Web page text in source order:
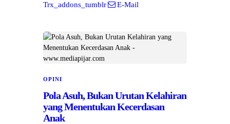
Trx_addons_tumblr
E-Mail
OPINI
Pola Asuh, Bukan Urutan Kelahiran
yang Menentukan Kecerdasan
Anak